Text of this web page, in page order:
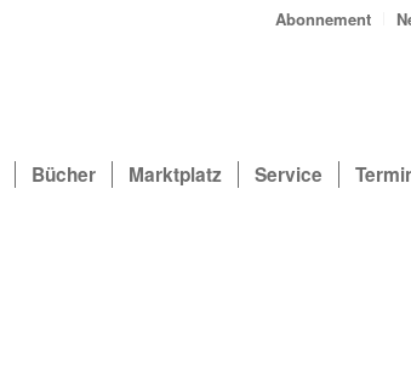
Abonnement
Bücher Marktplatz Service